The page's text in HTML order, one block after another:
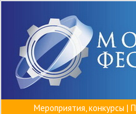
Мероприятия, конкурсы |